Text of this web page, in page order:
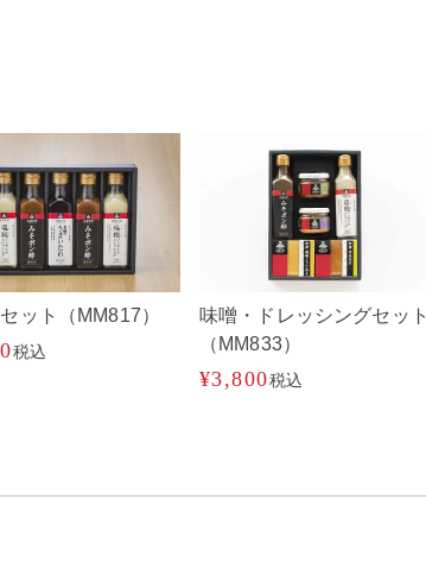
ット（MM817）
税込
味噌・ドレッシングセット
（MM833）
¥3,800税込